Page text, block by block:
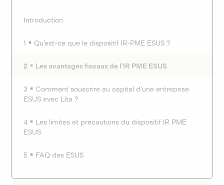
Introduction
1 Qu’est-ce que le dispositif IR-PME ESUS ?
2 Les avantages fiscaux de l’IR PME ESUS
3
Comment souscrire au capital d’une entreprise
ESUS avec Lita ?
4
Les limites et précautions du dispositif IR PME
ESUS
5 FAQ des ESUS